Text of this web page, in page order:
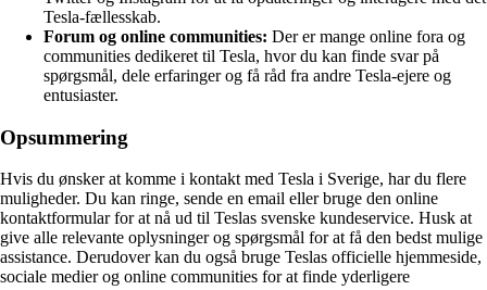
Tesla-fællesskab.
Forum og online communities: Der er mange online fora og
communities dedikeret til Tesla, hvor du kan finde svar på
spørgsmål, dele erfaringer og få råd fra andre Tesla-ejere og
entusiaster.
Opsummering
Hvis du ønsker at komme i kontakt med Tesla i Sverige, har du flere
muligheder. Du kan ringe, sende en email eller bruge den online
kontaktformular for at nå ud til Teslas svenske kundeservice. Husk at
give alle relevante oplysninger og spørgsmål for at få den bedst mulige
assistance. Derudover kan du også bruge Teslas officielle hjemmeside,
sociale medier og online communities for at finde yderligere